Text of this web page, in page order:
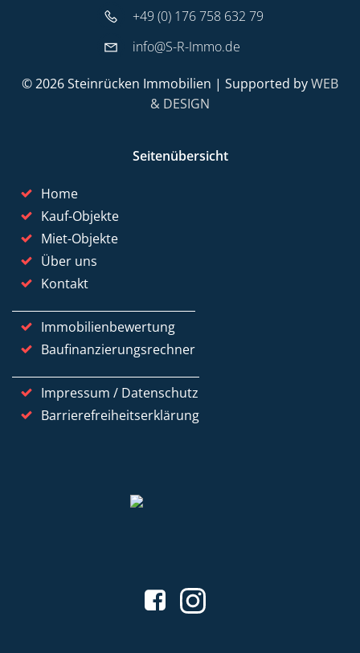
+49 (0) 176 758 632 79
info@S-R-Immo.de
© 2026 Steinrücken Immobilien | Supported byWEB
& DESIGN
Seitenübersicht
Home
Kauf-Objekte
Miet-Objekte
Über uns
Kontakt
Immobilienbewertung
Baufinanzierungsrechner
Impressum / Datenschutz
Barrierefreiheitserklärung